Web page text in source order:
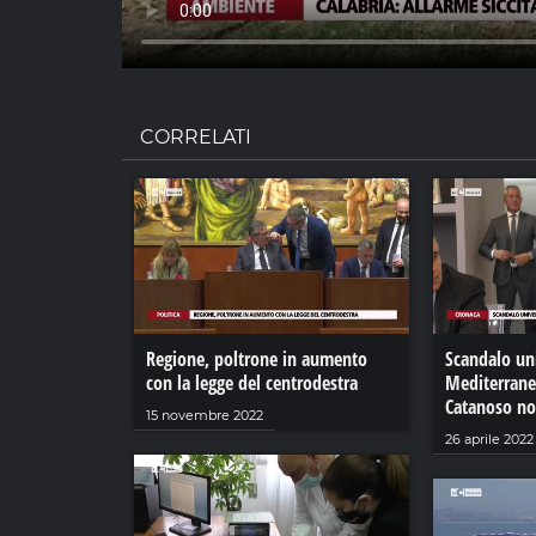
CORRELATI
Regione, poltrone in aumento
con la legge del centrodestra
15 novembre 2022
Scandalo
Catanoso
26 aprile 2022